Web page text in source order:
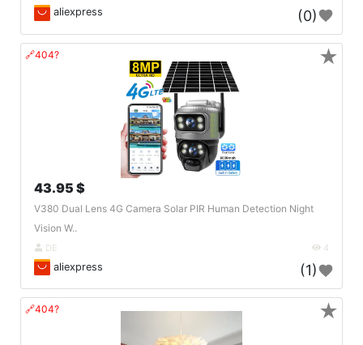
aliexpress (0)
🔗404?
43.95 $
V380 Dual Lens 4G Camera Solar PIR Human Detection Night
Vision W..
DE 4
aliexpress (1)
★
🔗404? ★